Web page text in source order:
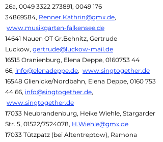
26a, 0049 3322 273891, 0049 176
34869584, Renner.Kathrin@gmx.de,
www.musikgarten-falkensee.de
14641 Nauen OT Gr.Behnitz, Gertrude
Luckow, gertrude@luckow-mail.de
16515 Oranienburg, Elena Deppe, 0160753 44
66, info@elenadeppe.de, www.singtogether.de
16548 Glienicke/Nordbahn, Elena Deppe, 0160 753
44 66, info@singtogether.de,
www.singtogether.de
17033 Neubrandenburg, Heike Wiehle, Stargarder
Str. 5, 01522/7524078, H.Wiehle@gmx.de
17033 Tützpatz (bei Altentreptow), Ramona